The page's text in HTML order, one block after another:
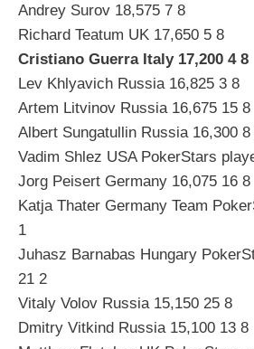
Andrey Surov 18,575 7 8
Richard Teatum UK 17,650 5 8
Cristiano Guerra Italy 17,200 4 8
Lev Khlyavich Russia 16,825 3 8
Artem Litvinov Russia 16,675 15 8
Albert Sungatullin Russia 16,300 8
Vadim Shlez USA PokerStars
Jorg Peisert Germany 16,075 16 8
Katja Thater Germany Team
1
Juhasz Barnabas Hungary
21 2
Vitaly Volov Russia 15,150 25 8
Dmitry Vitkind Russia 15,100 13 8